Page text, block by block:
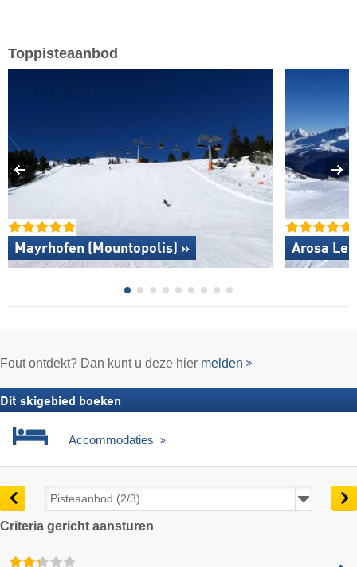
Toppisteaanbod
Mayrhofen (Mountopolis) » Arosa
Fout ontdekt? Dan kunt u deze hier melden
Dit skigebied boeken
Accommodaties
Criteria gericht aansturen